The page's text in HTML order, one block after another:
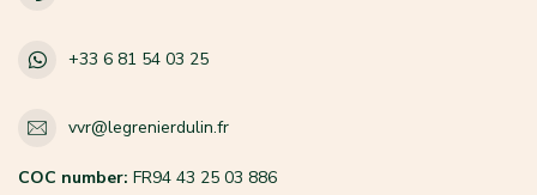
+33 6 81 54 03 25
vvr@legrenierdulin.fr
COC number: FR94 43 25 03 886